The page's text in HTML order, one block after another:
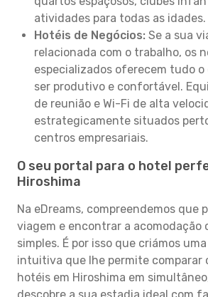
atividades para todas as idades.
Hotéis de Negócios: Se a sua
relacionada com o trabalho, os
especializados oferecem tudo o
ser produtivo e confortável.
de reunião e Wi-Fi de alta
estrategicamente situados
centros empresariais.
O seu portal para o hotel
Hiroshima
Na eDreams, compreendemos que
viagem e encontrar a acomodação
simples. É por isso que criámos
intuitiva que lhe permite comparar
hotéis em Hiroshima em